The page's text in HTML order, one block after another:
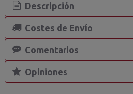
Descripción
Costes de Envío
Comentarios
Opiniones